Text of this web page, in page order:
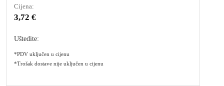
Cijena:
3,72 €
Uštedite:
*PDV uključen u cijenu
*Trošak dostave nije uključen u cijenu